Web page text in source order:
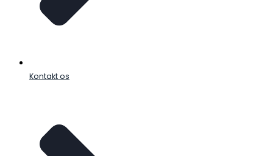
Kontakt os